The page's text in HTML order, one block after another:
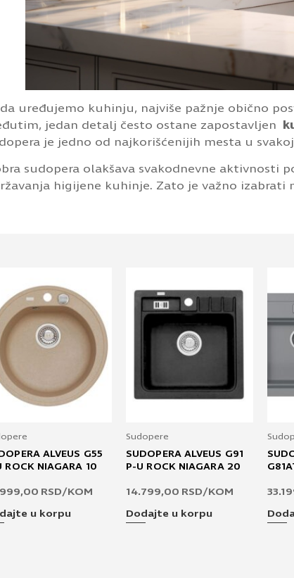
uređujemo kuhinju, najviše pažnje obično
jedan detalj često ostane zapostavljen
je jedno od najkorišćenijih mesta u
sudopera olakšava svakodnevne aktivnosti
higijene kuhinje. Zato je važno
ALVEUS G55
ROCK NIAGARA 10
RSD/KOM
u korpu
Sudopere
SUDOPERA ALVEUS G91
P-U ROCK NIAGARA 20
14.799,00 RSD/KOM
Dodajte u korpu